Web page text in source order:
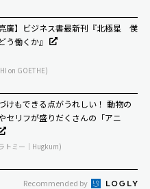
亮廣】ビジネス書最新刊『北極星 僕
う働くか』
on GOETHE)
けもできる点がうれしい！ 動物の
セリフが盛りだくさんの「アニ
トミー｜Hugkum)
Recommended by